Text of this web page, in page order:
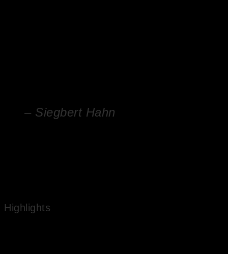
– Siegbert Hahn
Highlights